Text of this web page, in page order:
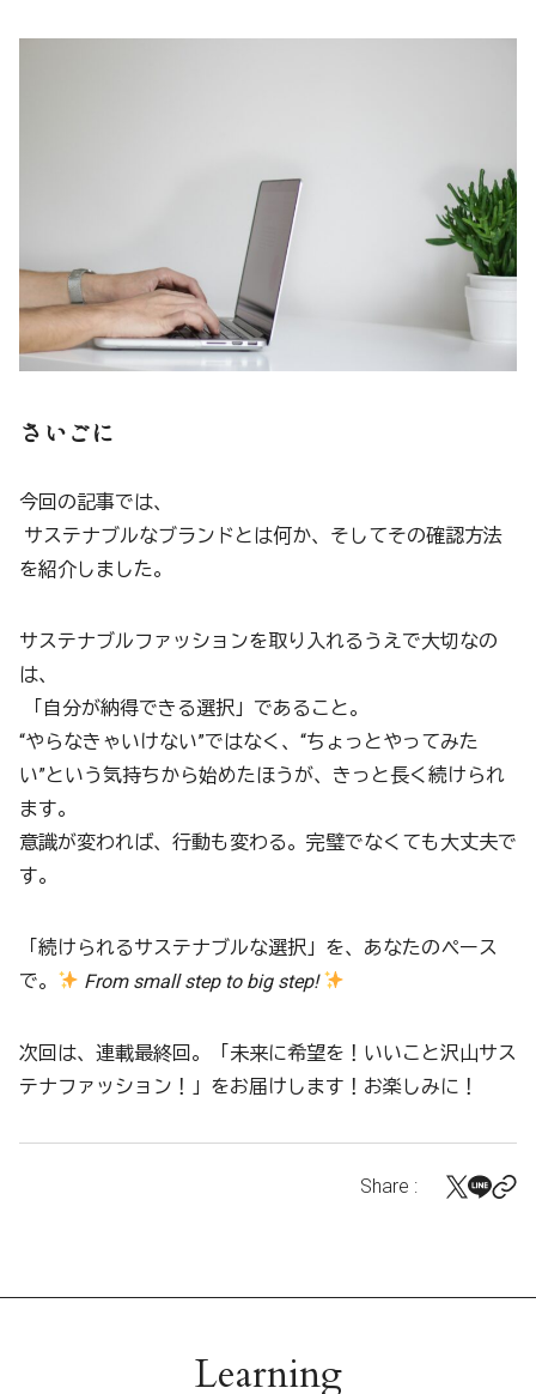
さいごに
今回の記事では、
サステナブルなブランドとは何か、そしてその確認方法
を紹介しました。
サステナブルファッションを取り入れるうえで大切なの
は、
「自分が納得できる選択」であること。
“やらなきゃいけない”ではなく、“ちょっとやってみた
い”という気持ちから始めたほうが、きっと長く続けられ
ます。
意識が変われば、行動も変わる。完璧でなくても大丈夫で
す。
「続けられるサステナブルな選択」を、あなたのペース
で。
From small step to big step!
次回は、連載最終回。「未来に希望を！いいこと沢山サス
テナファッション！」をお届けします！お楽しみに！
Share :
Learning